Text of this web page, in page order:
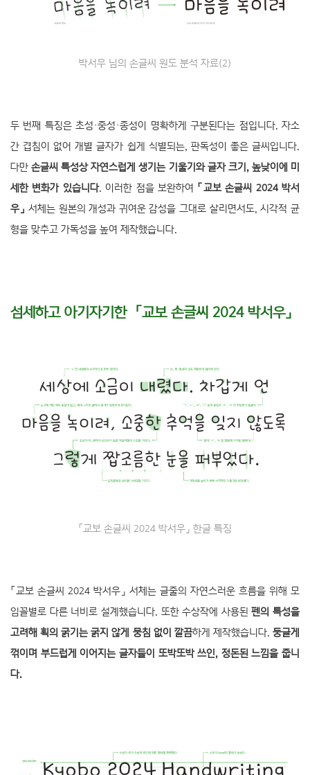
박서우 님의 손글씨 원도 분석 자료(2)
두 번째 특징은 초성·중성·종성이 명확하게 구분된다는 점입니다. 자소
간 겹침이 없어 개별 글자가 쉽게 식별되는, 판독성이 좋은 글씨입니다.
다만손글씨 특성상 자연스럽게 생기는 기울기와 글자 크기, 높낮이에 미
세한 변화가 있습니다. 이러한 점을 보완하여 「교보 손글씨 2024 박서
우」 서체는 원본의 개성과 귀여운 감성을 그대로 살리면서도, 시각적 균
형을 맞추고 가독성을 높여 제작했습니다.
섬세하고 아기자기한 「교보 손글씨 2024 박서우」
「교보 손글씨 2024 박서우」 한글 특징
「교보 손글씨 2024 박서우」 서체는 글줄의 자연스러운 흐름을 위해 모
임꼴별로 다른 너비로 설계했습니다. 또한 수상작에 사용된펜의 특성을
고려해 획의 굵기는 굵지 않게 뭉침 없이 깔끔하게 제작했습니다.둥글게
꺾이며 부드럽게 이어지는 글자들이 또박또박 쓰인, 정돈된 느낌을 줍니
다.